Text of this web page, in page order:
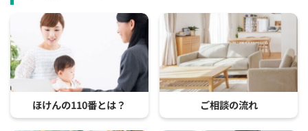
ほけんの110番とは？ ご相談の流れ